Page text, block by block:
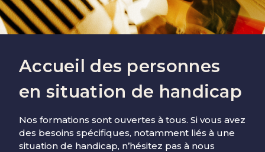
Accueil des personnes
en situation de handicap
Nos formations sont ouvertes à tous. Si vous avez
des besoins spécifiques, notamment liés à une
situation de handicap, n’hésitez pas à nous